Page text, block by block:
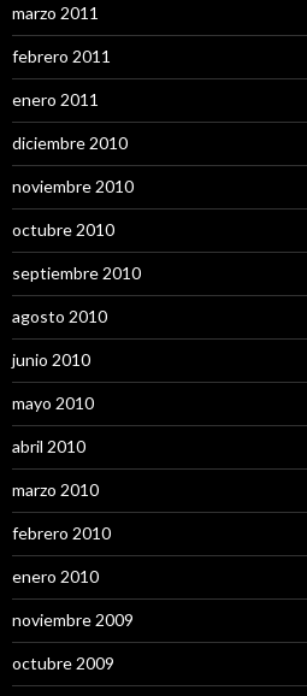
marzo 2011
febrero 2011
enero 2011
diciembre 2010
noviembre 2010
octubre 2010
septiembre 2010
agosto 2010
junio 2010
mayo 2010
abril 2010
marzo 2010
febrero 2010
enero 2010
noviembre 2009
octubre 2009